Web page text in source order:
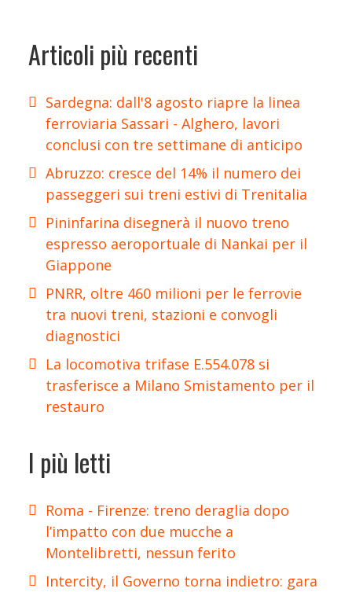
Articoli più recenti
Sardegna: dall'8 agosto riapre la linea
ferroviaria Sassari - Alghero, lavori
conclusi con tre settimane di anticipo
Abruzzo: cresce del 14% il numero dei
passeggeri sui treni estivi di Trenitalia
Pininfarina disegnerà il nuovo treno
espresso aeroportuale di Nankai per il
Giappone
PNRR, oltre 460 milioni per le ferrovie
tra nuovi treni, stazioni e convogli
diagnostici
La locomotiva trifase E.554.078 si
trasferisce a Milano Smistamento per il
restauro
I più letti
Roma - Firenze: treno deraglia dopo
l’impatto con due mucche a
Montelibretti, nessun ferito
Intercity, il Governo torna indietro: gara